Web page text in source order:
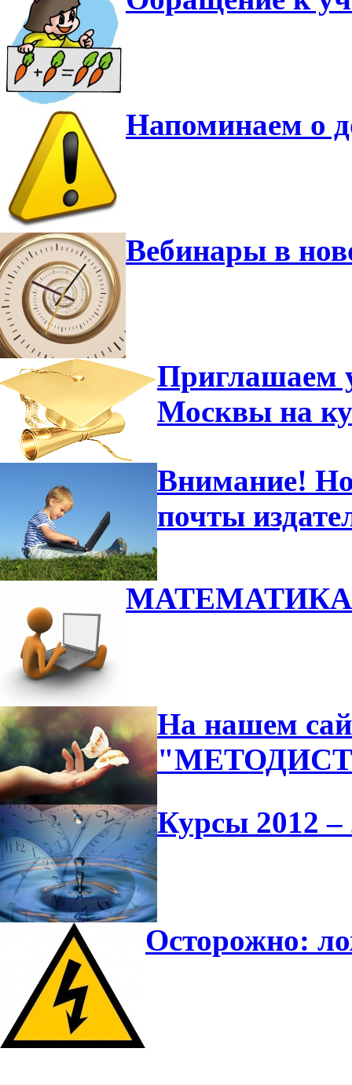
Напоминаем о
Вебинары в
Приглашаем
Москвы на
Внимание!
почты
На нашем
Курсы 2012 –
Осторожно: